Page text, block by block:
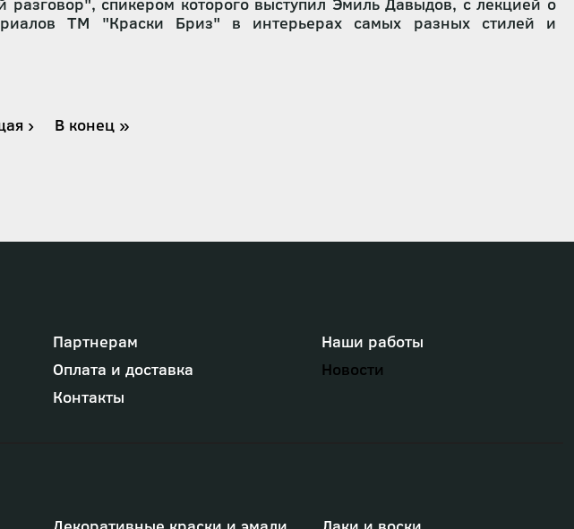
ТМ "Краски Бриз" в интерьерах самых разных стилей и
›
Последняя
В конец »
Партнерам
Наши работы
Оплата и доставка
Новости
Контакты